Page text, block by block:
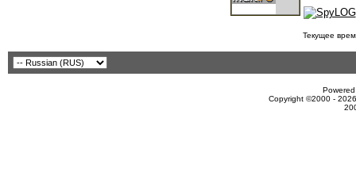
Текущее
Copyright ©2000 -